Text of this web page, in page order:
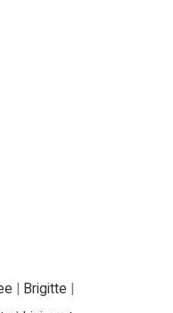
| Brigitte |